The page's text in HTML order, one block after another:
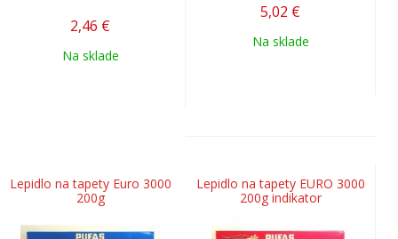
2,46 €
Na sklade
5,02 €
Na sklade
Lepidlo na tapety Euro 3000
200g
Lepidlo na tapety EURO 3000
200g indikator